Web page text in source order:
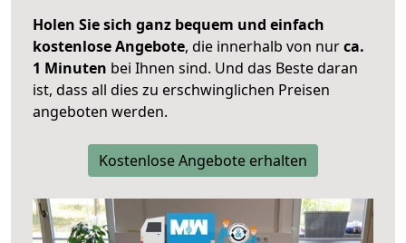
Holen Sie sich ganz bequem und einfach
kostenlose Angebote, die innerhalb von nurca.
1 Minuten bei Ihnen sind. Und das Beste daran
ist, dass all dies zu erschwinglichen Preisen
angeboten werden.
Kostenlose Angebote erhalten